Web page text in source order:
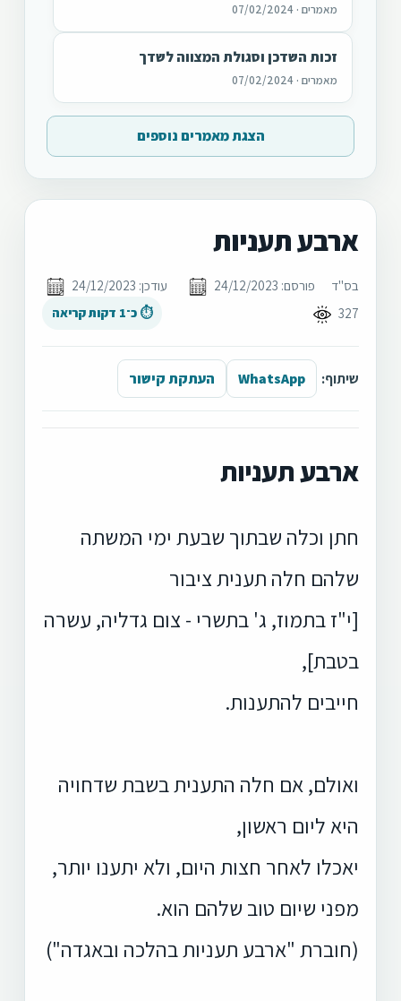
מאמרים · 07/02/2024
זכות השדכן וסגולת המצווה לשדך
מאמרים · 07/02/2024
הצגת מאמרים נוספים
ארבע תעניות
בס"ד פורסם: 24/12/2023
עודכן: 24/12/2023
327
⏱ כ־1 דקות קריאה
שיתוף: WhatsApp העתקת קישור
ארבע תעניות
חתן וכלה שבתוך שבעת ימי המשתה
שלהם חלה תענית ציבור
[י"ז בתמוז, ג' בתשרי - צום גדליה, עשרה
בטבת],
חייבים להתענות.
ואולם, אם חלה התענית בשבת שדחויה
היא ליום ראשון,
יאכלו לאחר חצות היום, ולא יתענו יותר,
מפני שיום טוב שלהם הוא.
(חוברת "ארבע תעניות בהלכה ובאגדה")